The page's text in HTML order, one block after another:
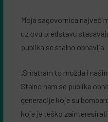
Moja sagovornica
uz ovu predstavu
publika se stalno obnavlja.
„Smatram to možda i
Stalno nam se publika
generacije koje su
koje je teško